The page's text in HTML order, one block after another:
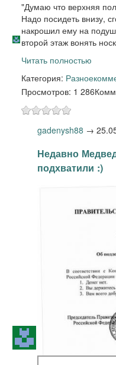
"Думаю что верхняя
Надо посидеть внизу,
накрошил ему на
второй этаж вонять
Читать полностью
Категория: Разное
Просмотров: 1 286
gadenysh88 →
Недавно
подхватили :)